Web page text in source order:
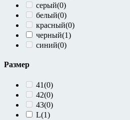
Джинсы(3)
Аксессуары
Верхняя Одежда
Головные уборы
Пиджаки
серый(0)
белый(0)
красный(0)
черный(1)
синий(0)
Размер
41(0)
42(0)
43(0)
L(1)